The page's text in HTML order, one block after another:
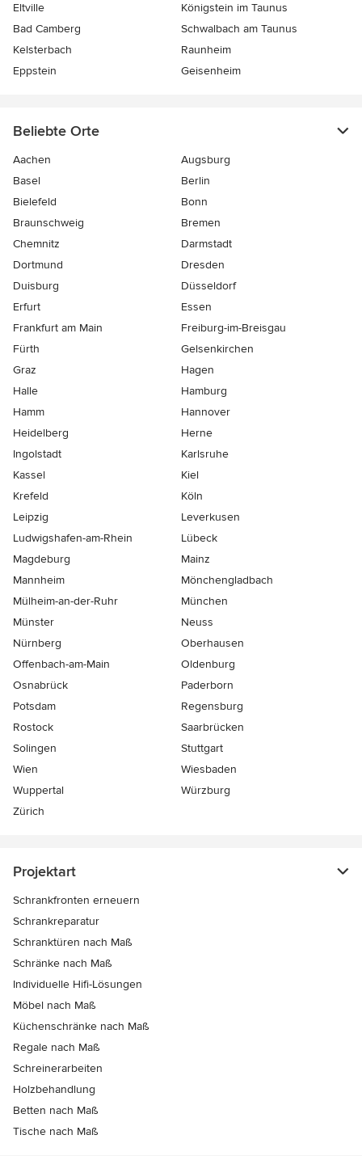
Eltville
Königstein im Taunus
Bad Camberg
Schwalbach am Taunus
Kelsterbach
Raunheim
Eppstein
Geisenheim
Beliebte Orte
Aachen
Augsburg
Basel
Berlin
Bielefeld
Bonn
Braunschweig
Bremen
Chemnitz
Darmstadt
Dortmund
Dresden
Duisburg
Düsseldorf
Erfurt
Essen
Frankfurt am Main
Freiburg-im-Breisgau
Fürth
Gelsenkirchen
Graz
Hagen
Halle
Hamburg
Hamm
Hannover
Heidelberg
Herne
Ingolstadt
Karlsruhe
Kassel
Kiel
Krefeld
Köln
Leipzig
Leverkusen
Ludwigshafen-am-Rhein
Lübeck
Magdeburg
Mainz
Mannheim
Mönchen­gladbach
Mülheim-an-der-Ruhr
München
Münster
Neuss
Nürnberg
Oberhausen
Offenbach-am-Main
Oldenburg
Osnabrück
Paderborn
Potsdam
Regensburg
Rostock
Saarbrücken
Solingen
Stuttgart
Wien
Wiesbaden
Wuppertal
Würzburg
Zürich
Projektart
Schrankfronten erneuern
Schrankreparatur
Schranktüren nach Maß
Schränke nach Maß
Individuelle Hifi-Lösungen
Möbel nach Maß
Küchenschränke nach Maß
Regale nach Maß
Schreinerarbeiten
Holzbehandlung
Betten nach Maß
Tische nach Maß